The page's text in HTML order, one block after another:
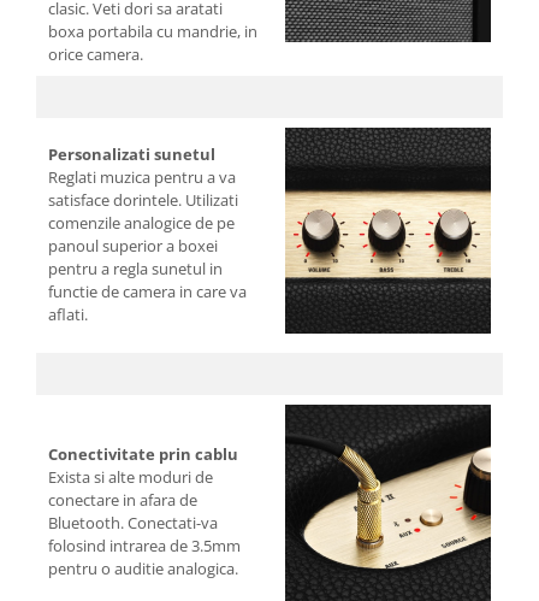
clasic. Veti dori sa aratati
boxa portabila cu mandrie, in
orice camera.
Personalizati sunetul
Reglati muzica pentru a va
satisface dorintele. Utilizati
comenzile analogice de pe
panoul superior a boxei
pentru a regla sunetul in
functie de camera in care va
aflati.
Conectivitate prin cablu
Exista si alte moduri de
conectare in afara de
Bluetooth. Conectati-va
folosind intrarea de 3.5mm
pentru o auditie analogica.